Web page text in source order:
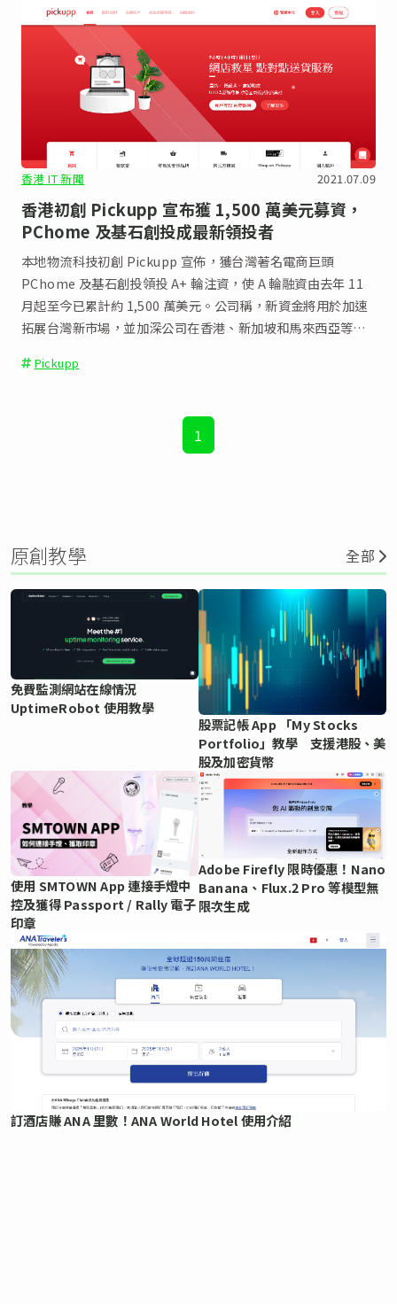
香港 IT 新聞 2021.07.09
香港初創 Pickupp 宣布獲 1,500 萬美元募資，
PChome 及基石創投成最新領投者
本地物流科技初創 Pickupp 宣佈，獲台灣著名電商巨頭
PChome 及基石創投領投 A+ 輪注資，使 A 輪融資由去年 11
月起至今已累計約 1,500 萬美元。公司稱，新資金將用於加速
拓展台灣新市場，並加深公司在香港、新加坡和馬來西亞等主
Pickupp
1
原創教學 全部
免費監測網站在線情況
UptimeRobot 使用教學
股票記帳 App 「My Stocks
Portfolio」教學 支援港股、美
股及加密貨幣
使用 SMTOWN App 連接手燈中
控及獲得 Passport / Rally 電子
印章
Adobe Firefly 限時優惠！Nano
Banana、Flux.2 Pro 等模型無
限次生成
訂酒店賺 ANA 里數！ANA World Hotel 使用介紹